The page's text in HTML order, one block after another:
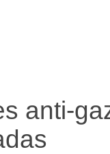
anti-